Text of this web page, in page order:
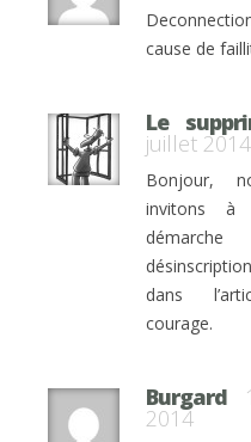
cause de
Le
juillet 2014
Bonjour,
invitons à
dans
courage.
Burgard
2014